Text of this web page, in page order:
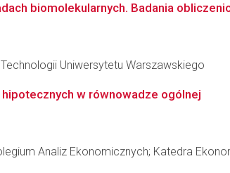
biomolekularnych. Badania
Uniwersytetu Warszawskiego
w równowadze ogólnej
Analiz Ekonomicznych; Katedra